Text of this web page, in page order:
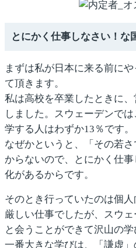
とにかく仕事しなさい！な
まずは私が日本に来る前に
て頂きます。
私は高校を卒業したときに
しました。スウェーデンで
学する人はわずか13％です。
なぜかというと、「その若
からないので、とにかく仕
化があるからです。
そのとき行っていたのは個
厳しい仕事でしたが、スウ
と会うことができて沢山の学
一番大きな学びは、「謙虚